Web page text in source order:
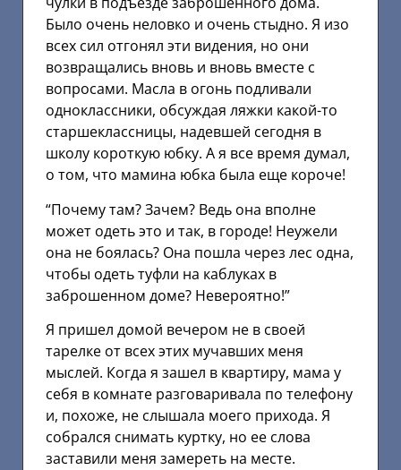
Было очень неловко и очень стыдно. Я изо
всех сил отгонял эти видения, но они
возвращались вновь и вновь вместе с
вопросами. Масла в огонь подливали
одноклассники, обсуждая ляжки какой-то
старшеклассницы, надевшей сегодня в
школу короткую юбку. А я все время думал,
о том, что мамина юбка была еще короче!
“Почему там? Зачем? Ведь она вполне
может одеть это и так, в городе! Неужели
она не боялась? Она пошла через лес одна,
чтобы одеть туфли на каблуках в
заброшенном доме? Невероятно!”
Я пришел домой вечером не в своей
тарелке от всех этих мучавших меня
мыслей. Когда я зашел в квартиру, мама у
себя в комнате разговаривала по телефону
и, похоже, не слышала моего прихода. Я
собрался снимать куртку, но ее слова
заставили меня замереть на месте.